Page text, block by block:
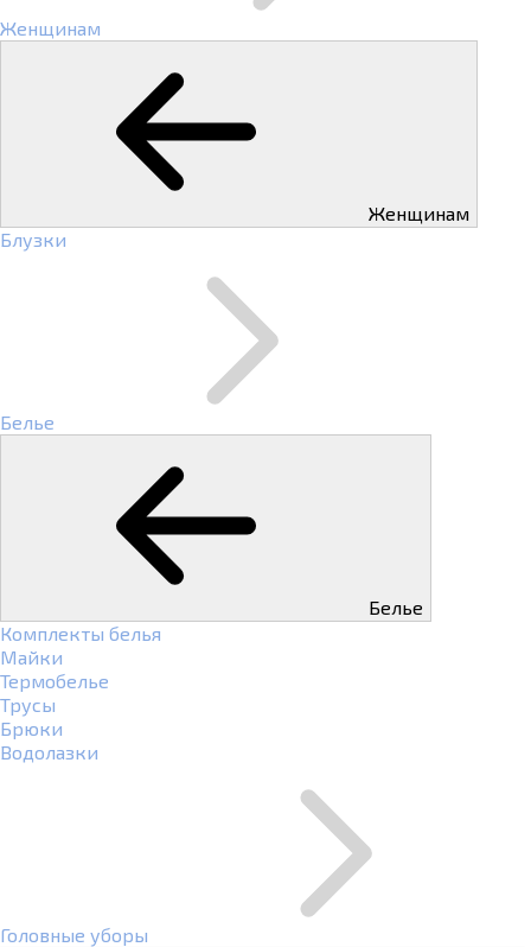
Женщинам
Женщинам
Блузки
Белье
Белье
Комплекты белья
Майки
Термобелье
Трусы
Брюки
Водолазки
Головные уборы